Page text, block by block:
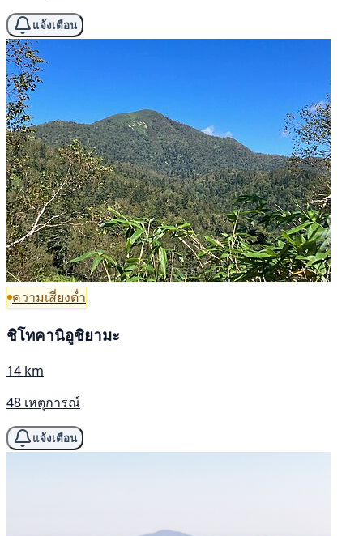
แจ้งเตือน
ความเสี่ยงต่ำ
ชิโทคานิอูชิยามะ
14 km
48 เหตุการณ์
แจ้งเตือน